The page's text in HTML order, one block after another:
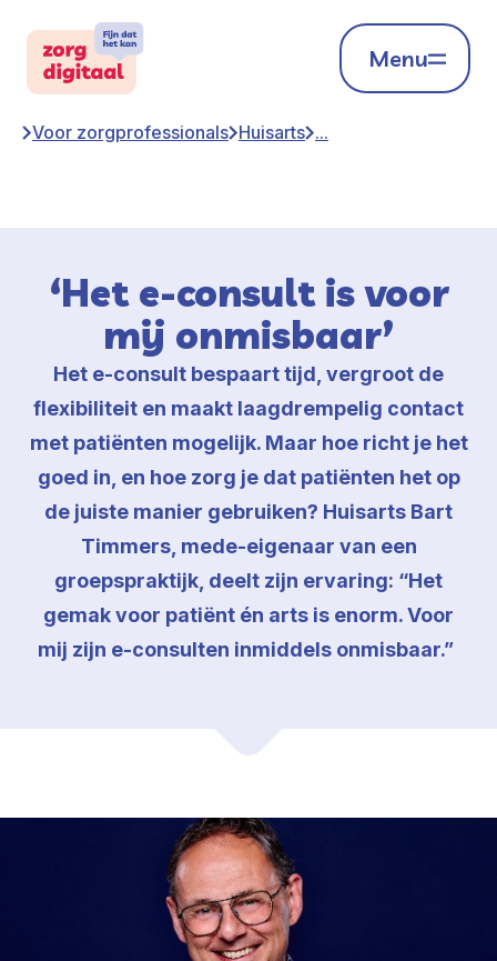
Menu
Voor zorgprofessionals Huisarts ...
‘Het e-consult is voor
mij onmisbaar’
Het e-consult bespaart tijd, vergroot de
flexibiliteit en maakt laagdrempelig contact
met patiënten mogelijk. Maar hoe richt je het
goed in, en hoe zorg je dat patiënten het op
de juiste manier gebruiken? Huisarts Bart
Timmers, mede-eigenaar van een
groepspraktijk, deelt zijn ervaring: “Het
gemak voor patiënt én arts is enorm. Voor
mij zijn e-consulten inmiddels onmisbaar.”